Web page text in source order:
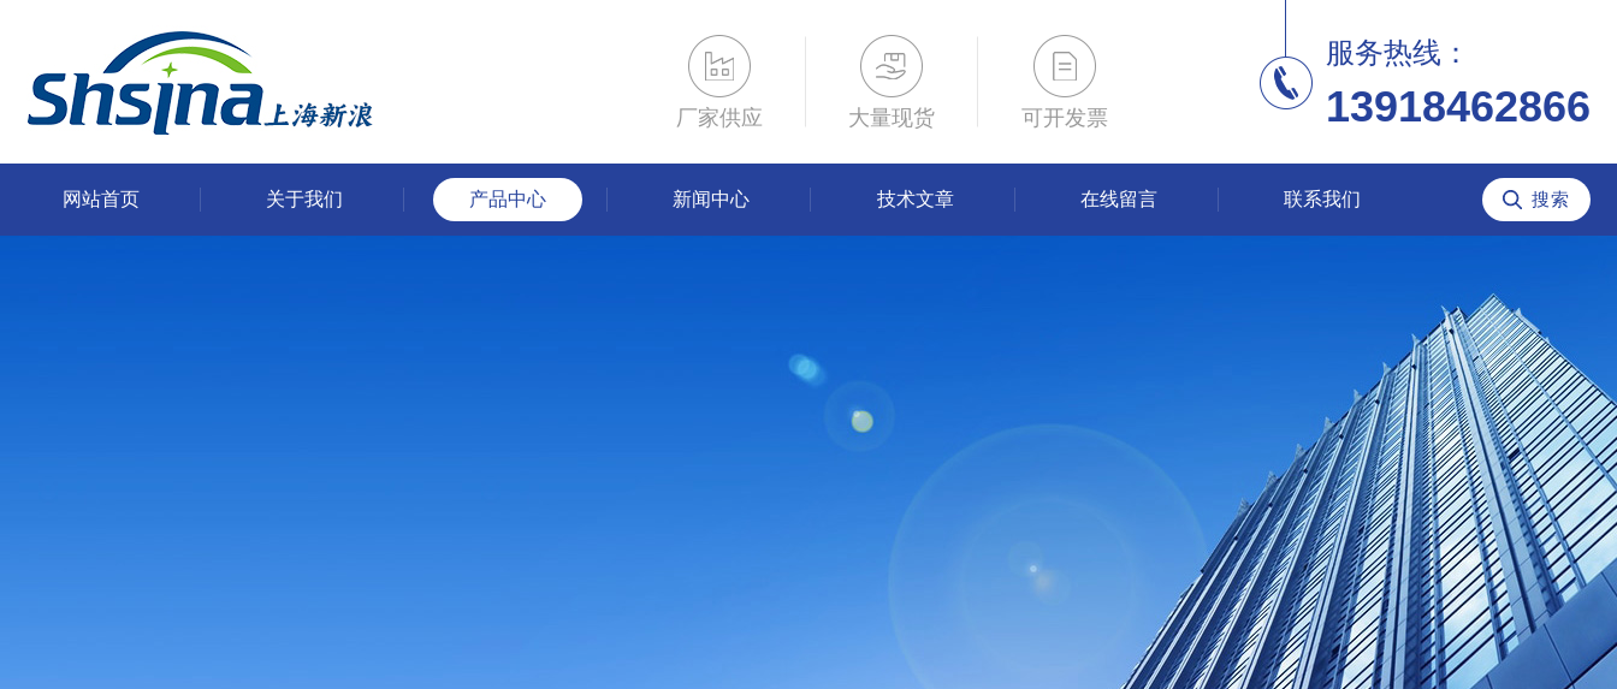
厂家供应 大量现货 可开发票
服务热线：
13918462866
网站首页 关于我们 产品中心 新闻中心 技术文章 在线留言 联系我们